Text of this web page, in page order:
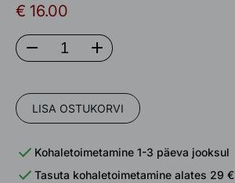
€ 16.00
LISA OSTUKORVI
Kohaletoimetamine 1-3 päeva jooksul
Tasuta kohaletoimetamine alates 29 €